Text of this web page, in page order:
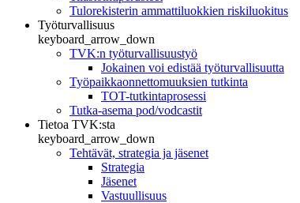
Tulorekisterin ammattiluokkien riskiluokitus
Työturvallisuus
keyboard_arrow_down
TVK:n työturvallisuustyö
Jokainen voi edistää työturvallisuutta
Työpaikkaonnettomuuksien tutkinta
TOT-tutkintaprosessi
Tutka-asema pod/vodcastit
Tietoa TVK:sta
keyboard_arrow_down
Tehtävät, strategia ja jäsenet
Strategia
Jäsenet
Vastuullisuus